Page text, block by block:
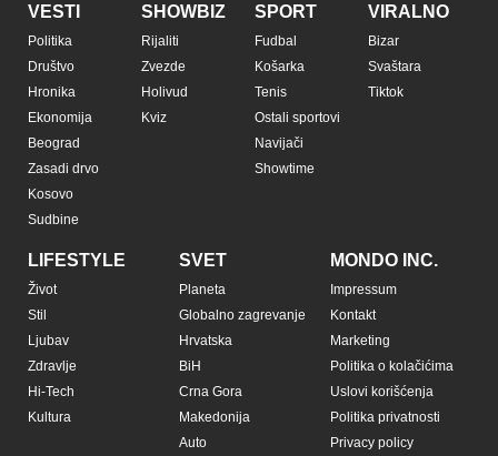
VESTI
Politika
Društvo
Hronika
Ekonomija
Beograd
Zasadi drvo
Kosovo
Sudbine
SHOWBIZ
Rijaliti
Zvezde
Holivud
Kviz
SPORT
Fudbal
Košarka
Tenis
Ostali sportovi
Navijači
Showtime
VIRALNO
Bizar
Svaštara
Tiktok
LIFESTYLE
Život
Stil
Ljubav
Zdravlje
Hi-Tech
Kultura
SVET
Planeta
Globalno zagrevanje
Hrvatska
BiH
Crna Gora
Makedonija
Auto
MONDO INC.
Impressum
Kontakt
Marketing
Politika o kolačićima
Uslovi korišćenja
Politika privatnosti
Privacy policy